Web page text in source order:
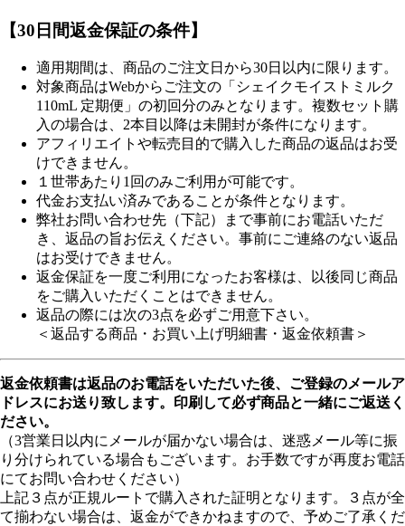
【30日間返金保証の条件】
適用期間は、商品のご注文日から30日以内に限ります。
対象商品はWebからご注文の「シェイクモイストミルク
110mL 定期便」の初回分のみとなります。複数セット購
入の場合は、2本目以降は未開封が条件になります。
アフィリエイトや転売目的で購入した商品の返品はお受
けできません。
１世帯あたり1回のみご利用が可能です。
代金お支払い済みであることが条件となります。
弊社お問い合わせ先（下記）まで事前にお電話いただ
き、返品の旨お伝えください。事前にご連絡のない返品
はお受けできません。
返金保証を一度ご利用になったお客様は、以後同じ商品
をご購入いただくことはできません。
返品の際には次の3点を必ずご用意下さい。
＜返品する商品・お買い上げ明細書・返金依頼書＞
返金依頼書は返品のお電話をいただいた後、ご登録のメールア
ドレスにお送り致します。印刷して必ず商品と一緒にご返送く
ださい。
（3営業日以内にメールが届かない場合は、迷惑メール等に振
り分けられている場合もございます。お手数ですが再度お電話
にてお問い合わせください）
上記３点が正規ルートで購入された証明となります。３点が全
て揃わない場合は、返金ができかねますので、予めご了承くだ